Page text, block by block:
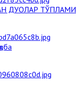
ДУОЛАР ТЎПЛАМИ